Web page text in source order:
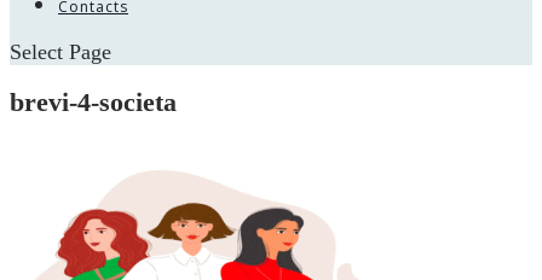
Contacts
Select Page
brevi-4-societa